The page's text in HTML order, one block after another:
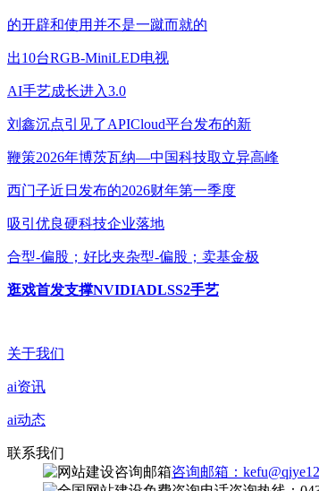
的开辟和使用并不是一蹴而就的
出10台RGB-MiniLED电视
AI手艺成长进入3.0
刘鑫沉点引见了APICloud平台发布的新
鞭策2026年博茨瓦纳—中国科技取立异高峰
西门子近日发布的2026财年第一季度
吸引优良硬科技企业落地
合型-偏股；好比夹杂型-偏股；卖基金极
逛戏首发支撑NVIDIADLSS2手艺
关于我们
ai资讯
ai动态
联系我们
咨询邮箱：